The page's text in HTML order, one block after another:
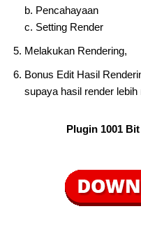
b. Pencahayaan
c. Setting Render
Melakukan Rendering,
Bonus Edit Hasil
supaya hasil render
Plugin 1001